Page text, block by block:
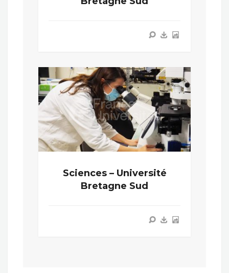
Sciences – Université
Bretagne Sud